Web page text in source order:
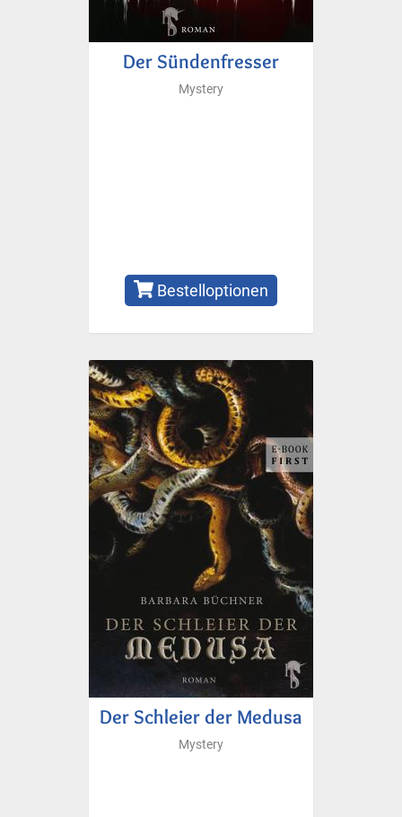
Der Sündenfresser
Mystery
Bestelloptionen
Der Schleier der Medusa
Mystery